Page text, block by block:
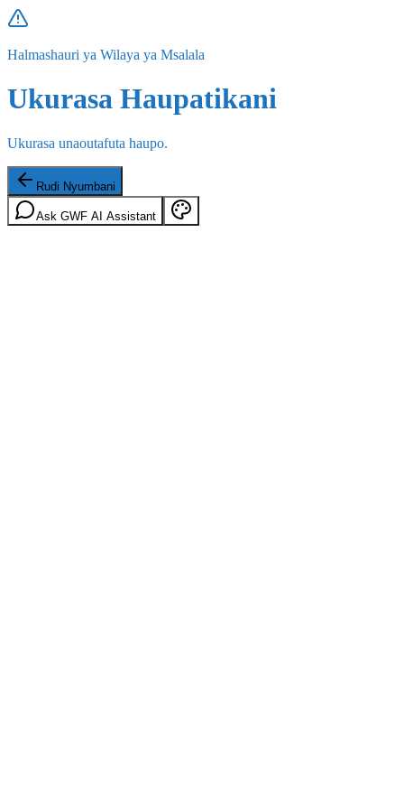
Halmashauri ya Wilaya ya Msalala
Ukurasa Haupatikani
Ukurasa unaoutafuta haupo.
Rudi Nyumbani
Ask GWF AI Assistant